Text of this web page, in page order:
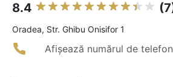
8.4
Oradea, Str. Ghibu Onisifor 1
Afișează numărul de telefon